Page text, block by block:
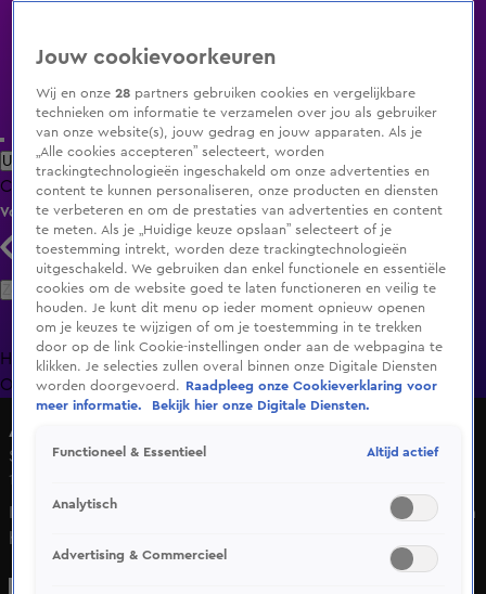
Uitzending Gemist Populaire programma's Zenders Genres
ClipsFilmsRadioSmart TV inlogShop
Volg KIJK
Zoeken
HomeUitzending Gemist Programma's De Bondgenoten
OranjezomerLivestreamsShop
Alles over Wonen
Seizoen 2, aflevering 20
14 juni 2015, 16:00
In Alles over Wonen wordt de kijker meegenomen binnen
het huis, buiten het huis en om het huis. De kijker wordt
geïnformeerd en geadviseerd bij verkoop, verhuur of
Jouw cookievoorkeuren
Wij en onze28 partners gebruiken cookies en vergelijkbare
technieken om informatie te verzamelen over jou als gebruiker
van onze website(s), jouw gedrag en jouw apparaten. Als je
„Alle cookies accepteren” selecteert, worden
trackingtechnologieën ingeschakeld om onze advertenties en
content te kunnen personaliseren, onze producten en diensten
te verbeteren en om de prestaties van advertenties en content
te meten. Als je „Huidige keuze opslaan” selecteert of je
toestemming intrekt, worden deze trackingtechnologieën
uitgeschakeld. We gebruiken dan enkel functionele en essentiële
cookies om de website goed te laten functioneren en veilig te
houden. Je kunt dit menu op ieder moment opnieuw openen
om je keuzes te wijzigen of om je toestemming in te trekken
door op de link Cookie-instellingen onder aan de webpagina te
klikken. Je selecties zullen overal binnen onze Digitale Diensten
worden doorgevoerd.
Raadpleeg onze Cookieverklaring voor
meer informatie.
Bekijk hier onze Digitale Diensten.
Functioneel & Essentieel Altijd actief
Analytisch
Advertising & Commercieel